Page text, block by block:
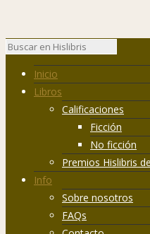
Inicio
Libros
Calificaciones
Ficción
No ficción
Premios Hislibris
Info
Sobre nosotros
FAQs